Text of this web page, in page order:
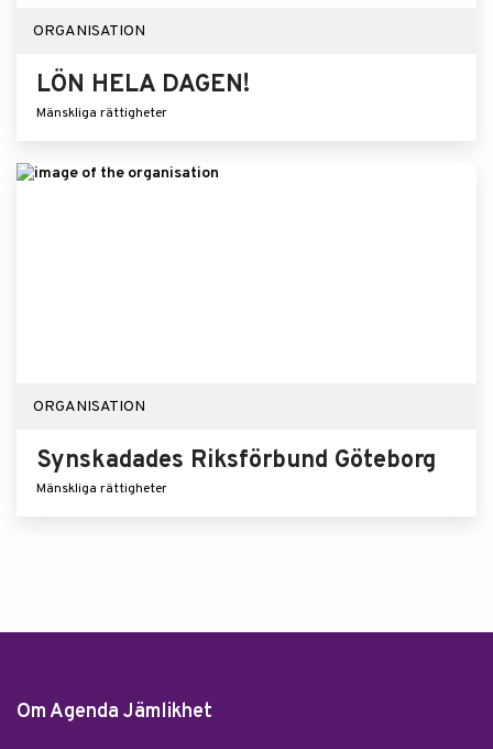
ORGANISATION
LÖN HELA DAGEN!
Mänskliga rättigheter
ORGANISATION
Synskadades Riksförbund Göteborg
Mänskliga rättigheter
Om Agenda Jämlikhet